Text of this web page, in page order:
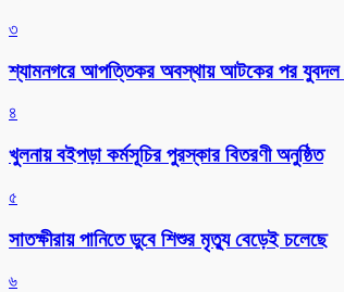
৩
শ্যামনগরে আপত্তিকর অবস্থায় আটকের পর
৪
খুলনায় বইপড়া কর্মসূচির পুরস্কার বিতরণী অনুষ্ঠিত
৫
সাতক্ষীরায় পানিতে ডুবে শিশুর মৃত্যু বেড়েই চলেছে
৬